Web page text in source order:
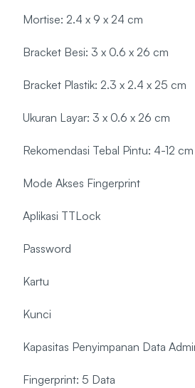
Mortise: 2.4 x 9 x 24 cm
Bracket Besi: 3 x 0.6 x 26 cm
Bracket Plastik: 2.3 x 2.4 x 25 cm
Ukuran Layar: 3 x 0.6 x 26 cm
Rekomendasi Tebal Pintu: 4-12 cm
Mode Akses Fingerprint
Aplikasi TTLock
Password
Kartu
Kunci
Kapasitas Penyimpanan Data
Fingerprint: 5 Data